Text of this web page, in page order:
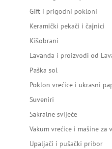
Gift i prigodni pokloni
Keramički pekači i čajnici
Kišobrani
Lavanda i proizvodi od
Paška sol
Poklon vrećice i ukrasni
Suveniri
Sakralne svijeće
Vakum vrećice i mašine za
Upaljači i pušački pribor